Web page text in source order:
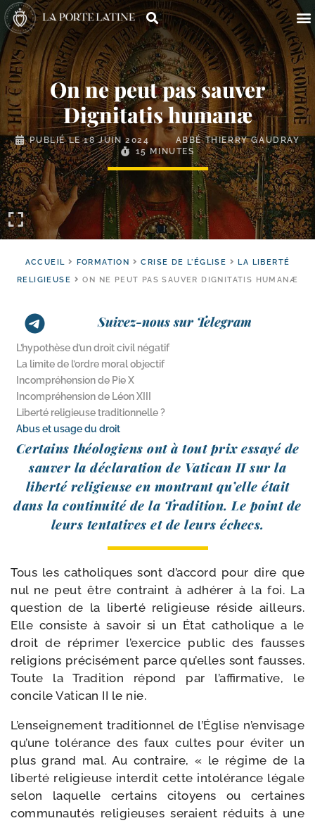
On ne peut pas sauver
Dignitatis humanæ
PUBLIÉ LE18 JUIN 2024
ABBÉ THIERRY GAUDRAY
15 MINUTES
ACCUEIL FORMATION CRISE DE L'ÉGLISE
LA LIBERTÉ
RELIGIEUSE
ON NE PEUT PAS SAUVER DIGNITATIS HUMANÆ
Suivez-nous sur Telegram
L’hypothèse d’un droit civil négatif
La limite de l’ordre moral objectif
Incompréhension de Pie X
Incompréhension de Léon XIII
Liberté religieuse traditionnelle ?
Abus et usage du droit
Certains théo­lo­giens ont à tout prix essayé de
sau­ver la décla­ra­tion de Vatican II sur la
liber­té reli­gieuse en mon­trant qu’elle était
dans la conti­nui­té de la Tradition. Le point de
leurs ten­ta­tives et de leurs échecs.
Tous les catho­liques sont d’accord pour dire que
nul ne peut être contraint à adhé­rer à la foi. La
ques­tion de la liber­té reli­gieuse réside ailleurs.
Elle consiste à savoir si un État catho­lique a le
droit de répri­mer l’exercice public des fausses
reli­gions pré­ci­sé­ment parce qu’elles sont fausses.
Toute la Tradition répond par l’affirmative, le
concile Vatican II le nie.
L’enseignement tra­di­tion­nel de l’Église n’envisage
qu’une tolé­rance des faux cultes pour évi­ter un
plus grand mal. Au contraire, « le régime de la
liber­té reli­gieuse inter­dit cette into­lé­rance légale
selon laquelle cer­tains citoyens ou cer­taines
com­mu­nau­tés reli­gieuses seraient réduits à une